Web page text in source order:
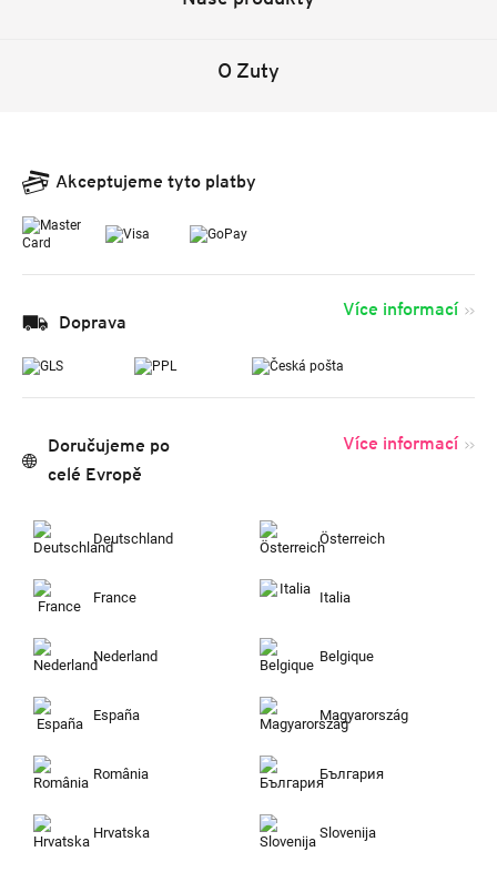
O Zuty
Akceptujeme tyto platby
Doprava
Více informací
Doručujeme po
celé Evropě
Více informací
Deutschland Österreich
France Italia
Nederland Belgique
España Magyarország
România България
Hrvatska Slovenija